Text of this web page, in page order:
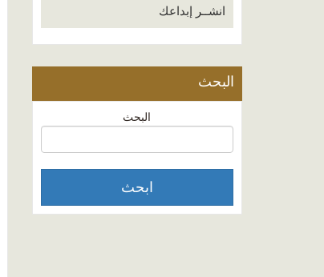
انشــر إبداعك
البحث
البحث